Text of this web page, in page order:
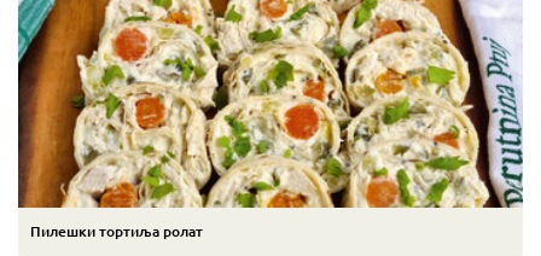
Пилешки тортиља ролат